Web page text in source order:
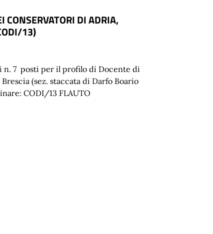
CONSERVATORI DI ADRIA,
13)
n. 7 posti per il profilo di Docente di
(sez. staccata di Darfo Boario
CODI/13 FLAUTO